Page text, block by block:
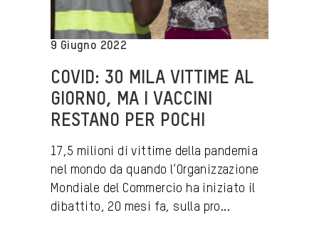
9 Giugno 2022
COVID: 30 MILA VITTIME AL
GIORNO, MA I VACCINI
RESTANO PER POCHI
17,5 milioni di vittime della pandemia
nel mondo da quando l’Organizzazione
Mondiale del Commercio ha iniziato il
dibattito, 20 mesi fa, sulla pro...